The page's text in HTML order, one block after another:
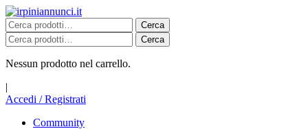
Salta
al
contenuto
Cerca: Cerca
Cerca: Cerca
Nessun prodotto nel carrello.
|
Accedi / Registrati
Community